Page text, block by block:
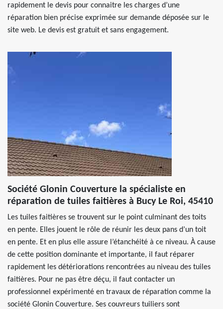
rapidement le devis pour connaitre les charges d’une
réparation bien précise exprimée sur demande déposée sur le
site web. Le devis est gratuit et sans engagement.
Société Glonin Couverture la spécialiste en
réparation de tuiles faitières à Bucy Le Roi, 45410
Les tuiles faitières se trouvent sur le point culminant des toits
en pente. Elles jouent le rôle de réunir les deux pans d’un toit
en pente. Et en plus elle assure l’étanchéité à ce niveau. À cause
de cette position dominante et importante, il faut réparer
rapidement les détériorations rencontrées au niveau des tuiles
faitières. Pour ne pas être déçu, il faut contacter un
professionnel expérimenté en travaux de réparation comme la
société Glonin Couverture. Ses couvreurs tuiliers sont